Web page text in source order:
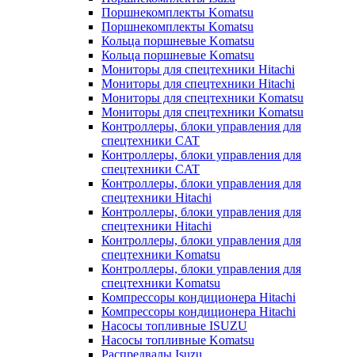
Поршнекомплекты Komatsu
Поршнекомплекты Komatsu
Кольца поршневые Komatsu
Кольца поршневые Komatsu
Мониторы для спецтехники Hitachi
Мониторы для спецтехники Hitachi
Мониторы для спецтехники Komatsu
Мониторы для спецтехники Komatsu
Контроллеры, блоки управления для
спецтехники CAT
Контроллеры, блоки управления для
спецтехники CAT
Контроллеры, блоки управления для
спецтехники Hitachi
Контроллеры, блоки управления для
спецтехники Hitachi
Контроллеры, блоки управления для
спецтехники Komatsu
Контроллеры, блоки управления для
спецтехники Komatsu
Компрессоры кондиционера Hitachi
Компрессоры кондиционера Hitachi
Насосы топливные ISUZU
Насосы топливные Komatsu
Распредвалы Isuzu